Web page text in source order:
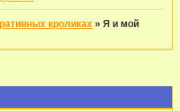
кроликах »Я и мой